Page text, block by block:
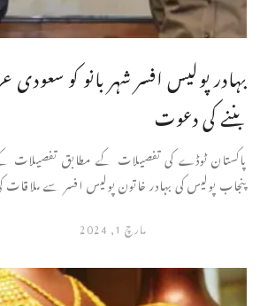
بہادر پولیس افسر شہر بانو کو
بننے کی دعوت
پاکستان ٹوڈے کی تفصیلات کے مطابق تفصیلات
پنجاب پولیس کی بہادر خاتون پولیس افسر سے ملاقات
مارچ 1, 2024